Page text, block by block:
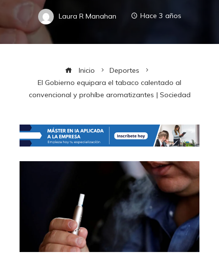
Laura R Manahan Hace 3 años
Inicio
Deportes
El Gobierno equipara el tabaco calentado al
convencional y prohíbe aromatizantes | Sociedad